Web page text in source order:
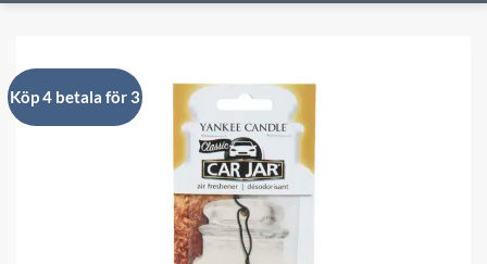
Köp 4 betala för 3